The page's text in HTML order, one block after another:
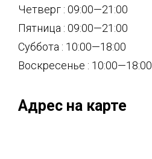
Четверг : 09:00—21:00
Пятница : 09:00—21:00
Суббота : 10:00—18:00
Воскресенье : 10:00—18:00
Адрес на карте